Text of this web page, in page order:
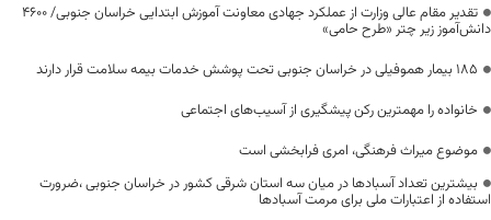
تقدیر مقام عالی وزارت از عملکرد جهادی معاونت آموزش ابتدایی خراسان جنوبی/ ۴۶۰۰
دانش‌آموز زیر چتر «طرح حامی»
۱۸۵ بیمار هموفیلی در خراسان جنوبی تحت پوشش خدمات بیمه سلامت قرار دارند
خانواده را مهمترین رکن پیشگیری از آسیب‌های اجتماعی
موضوع میراث فرهنگی، امری فرابخشی است
بیشترین تعداد آسبادها در میان سه استان شرقی کشور در خراسان جنوبی ،ضرورت
استفاده از اعتبارات ملی برای مرمت آسبادها